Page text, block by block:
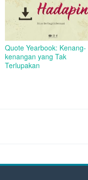
Quote Yearbook: Kenang-
kenangan yang Tak
Terlupakan